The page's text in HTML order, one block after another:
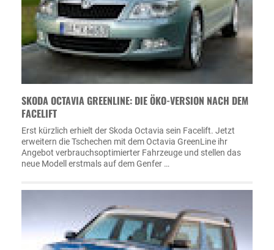
SKODA OCTAVIA GREENLINE: DIE ÖKO-VERSION NACH DEM
FACELIFT
Erst kürzlich erhielt der Skoda Octavia sein Facelift. Jetzt
erweitern die Tschechen mit dem Octavia GreenLine ihr
Angebot verbrauchsoptimierter Fahrzeuge und stellen das
neue Modell erstmals auf dem Genfer …